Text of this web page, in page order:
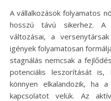
A vállalkozások folyamatos növekedése elengedhetetlen a
hosszú távú sikerhez. A
változásai, a
igények folyamatosan
stagnálás nemcsak a
potenciális leszorítását is,
könnyen elkalandozik, ha
kapcsolatot velük. Az